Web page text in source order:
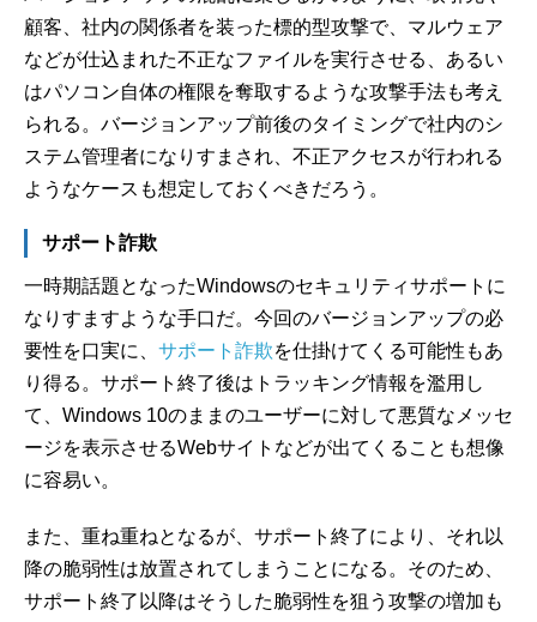
顧客、社内の関係者を装った標的型攻撃で、マルウェア
などが仕込まれた不正なファイルを実行させる、あるい
はパソコン自体の権限を奪取するような攻撃手法も考え
られる。バージョンアップ前後のタイミングで社内のシ
ステム管理者になりすまされ、不正アクセスが行われる
ようなケースも想定しておくべきだろう。
サポート詐欺
一時期話題となったWindowsのセキュリティサポートに
なりすますような手口だ。今回のバージョンアップの必
要性を口実に、 サポート詐欺を仕掛けてくる可能性もあ
り得る。サポート終了後はトラッキング情報を濫用し
て、Windows 10のままのユーザーに対して悪質なメッセ
ージを表示させるWebサイトなどが出てくることも想像
に容易い。
また、重ね重ねとなるが、サポート終了により、それ以
降の脆弱性は放置されてしまうことになる。そのため、
サポート終了以降はそうした脆弱性を狙う攻撃の増加も